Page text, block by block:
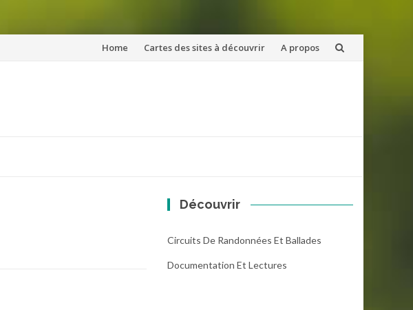
Aller
Home Cartes des sites à découvrir A propos
Découvrir
Circuits De Randonnées Et Ballades
Documentation Et Lectures